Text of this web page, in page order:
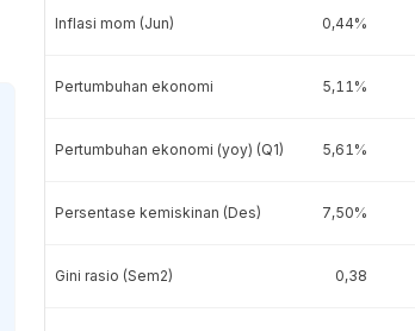
Inflasi mom (Jun) 0,44%
Pertumbuhan ekonomi 5,11%
Pertumbuhan ekonomi (yoy) (Q1) 5,61%
Persentase kemiskinan (Des) 7,50%
Gini rasio (Sem2) 0,38